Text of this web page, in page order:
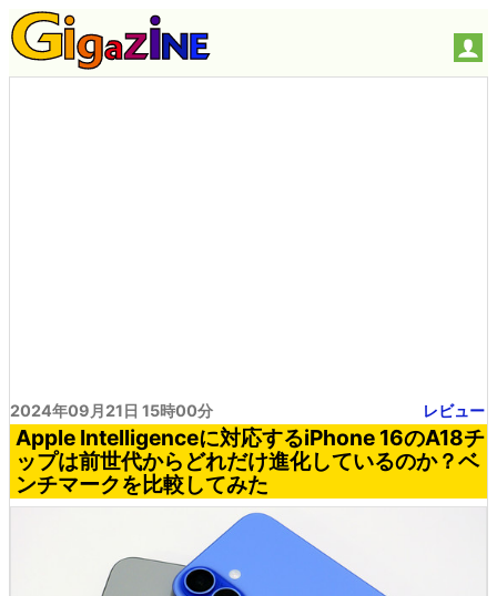
2024年09月21日 15時00分 レビュー
Apple Intelligenceに対応するiPhone 16のA18チ
ップは前世代からどれだけ進化しているのか？ベ
ンチマークを比較してみた